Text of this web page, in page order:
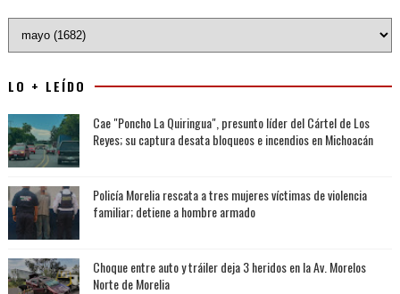
LO + LEÍDO
Cae "Poncho La Quiringua", presunto líder del Cártel de Los
Reyes; su captura desata bloqueos e incendios en Michoacán
Policía Morelia rescata a tres mujeres víctimas de violencia
familiar; detiene a hombre armado
Choque entre auto y tráiler deja 3 heridos en la Av. Morelos
Norte de Morelia